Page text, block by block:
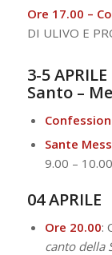
Ore 17.00 –
DI ULIVO E
3-5
Santo –
Sante
9.00 –
04 APRILE
Ore 20.00:
canto della